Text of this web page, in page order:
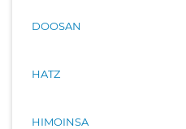
DOOSAN
HATZ
HIMOINSA